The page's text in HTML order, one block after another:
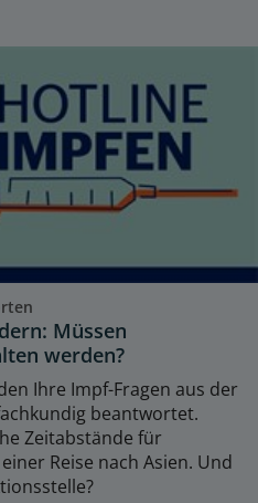
Müssen
werden?
Ihre Impf-Fragen aus der
beantwortet.
Zeitabstände für
Reise nach Asien. Und